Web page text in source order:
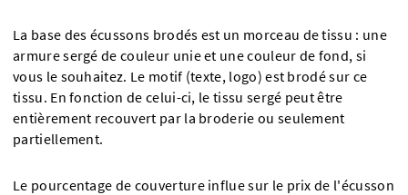
La base des écussons brodés est un morceau de tissu : une
armure sergé de couleur unie et une couleur de fond, si
vous le souhaitez. Le motif (texte, logo) est brodé sur ce
tissu. En fonction de celui-ci, le tissu sergé peut être
entièrement recouvert par la broderie ou seulement
partiellement.
Le pourcentage de couverture influe sur le prix de l'écusson